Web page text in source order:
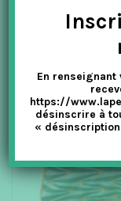
En renseignant
https://
désinscrire à
«